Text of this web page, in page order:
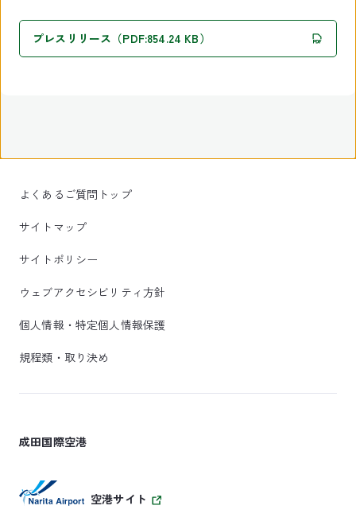
プレスリリース（PDF:854.24 KB）
よくあるご質問トップ
サイトマップ
サイトポリシー
ウェブアクセシビリティ方針
個人情報・特定個人情報保護
規程類・取り決め
成田国際空港
空港サイト